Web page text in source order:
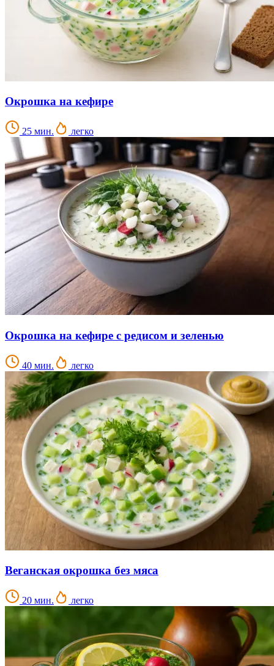
Окрошка на кефире
25 мин. легко
Окрошка на кефире с редисом и зеленью
40 мин. легко
Веганская окрошка без мяса
20 мин. легко